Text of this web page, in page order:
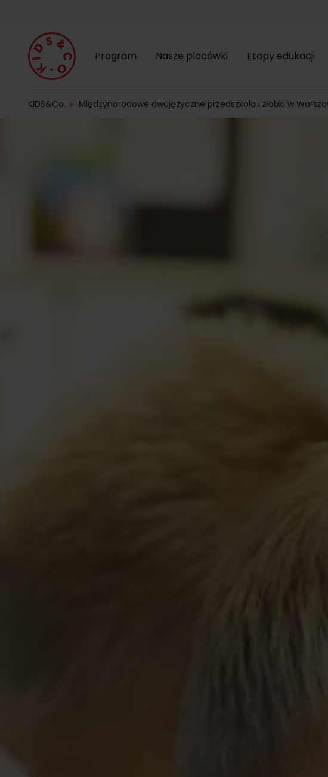
Program Nasze placówki Etapy edukacji
KIDS&Co. ► Międzynarodowe dwujęzyczne przedszkola i żłobki w